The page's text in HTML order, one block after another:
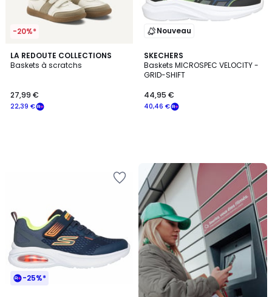
-20%*
LA REDOUTE COLLECTIONS
Baskets à scratchs
22,39 €
27,99 €
Nouveau
SKECHERS
Baskets MICROSPEC VELOCITY -
GRID-SHIFT
40,46 €
44,95 €
-25%*
Nouveau
Livraison
en
Locker
Mondial
Relay